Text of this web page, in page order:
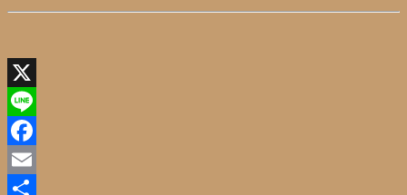
X
Line
Facebook
Email